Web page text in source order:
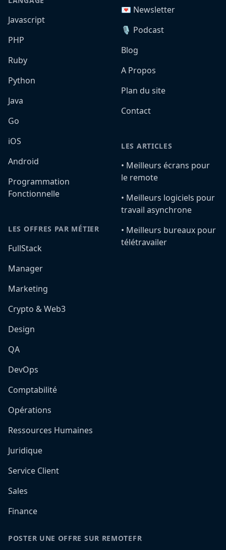
Javascript
PHP
Ruby
Python
Java
Go
iOS
Android
Programmation
Fonctionnelle
LES OFFRES PAR MÉTIER
FullStack
Manager
Marketing
Crypto & Web3
Design
QA
DevOps
Comptabilité
Opérations
Ressources Humaines
Juridique
Service Client
Sales
Finance
💌 Newsletter
🎙️ Podcast
Blog
A Propos
Plan du site
Contact
LES ARTICLES
•️ Meilleurs écrans pour
le remote
•️ Meilleurs logiciels pour
travail asynchrone
•️ Meilleurs bureaux pour
télétravailer
POSTER UNE OFFRE SUR REMOTEFR